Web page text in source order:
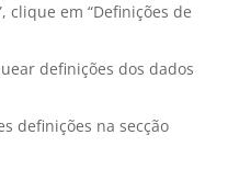
clique em “Definições de
definições dos dados
definições na secção